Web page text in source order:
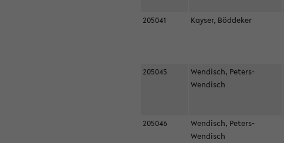
205041 Kayser, Böddeker
205045
Wendisch, Peters-
Wendisch
205046
Wendisch, Peters-
Wendisch